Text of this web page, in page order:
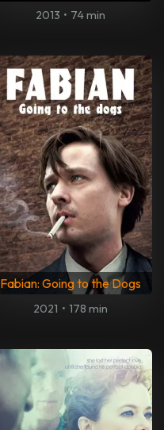
2013 • 74 min
Fabian: Going to the Dogs
2021 • 178 min